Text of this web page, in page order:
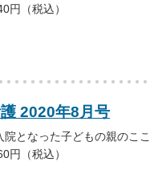
円（税込）
2020年8月号
院となった子どもの親のこ
円（税込）